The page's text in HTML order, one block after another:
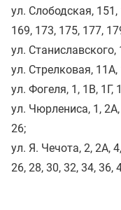
ул. Слободская, 151,
169, 173, 175, 177,
ул. Станиславского,
ул. Стрелковая, 11А,
ул. Фогеля, 1, 1В, 1Г,
ул. Чюрлениса, 1, 2А,
26;
ул. Я. Чечота, 2, 2А,
26, 28, 30, 32, 34, 36,